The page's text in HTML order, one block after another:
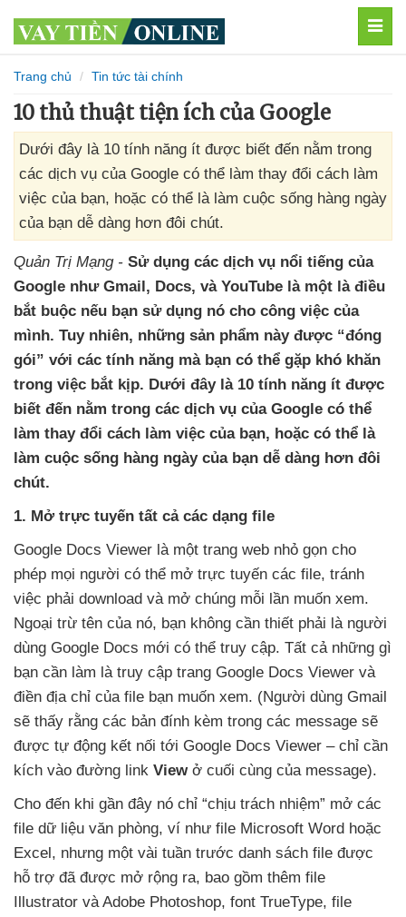
Trang chủ Tin tức tài chính
10 thủ thuật tiện ích của Google
Dưới đây là 10 tính năng ít được biết đến nằm trong
các dịch vụ của Google có thể làm thay đổi cách làm
việc của bạn, hoặc có thể là làm cuộc sống hàng ngày
của bạn dễ dàng hơn đôi chút.
Quản Trị Mạng - Sử dụng các dịch vụ nổi tiếng của
Google như Gmail, Docs, và YouTube là một là điều
bắt buộc nếu bạn sử dụng nó cho công việc của
mình. Tuy nhiên, những sản phẩm này được “đóng
gói” với các tính năng mà bạn có thể gặp khó khăn
trong việc bắt kịp. Dưới đây là 10 tính năng ít được
biết đến nằm trong các dịch vụ của Google có thể
làm thay đổi cách làm việc của bạn, hoặc có thể là
làm cuộc sống hàng ngày của bạn dễ dàng hơn đôi
chút.
1. Mở trực tuyến tất cả các dạng file
Google Docs Viewer là một trang web nhỏ gọn cho
phép mọi người có thể mở trực tuyến các file, tránh
việc phải download và mở chúng mỗi lần muốn xem.
Ngoại trừ tên của nó, bạn không cần thiết phải là người
dùng Google Docs mới có thể truy cập. Tất cả những gì
bạn cần làm là truy cập trang Google Docs Viewer và
điền địa chỉ của file bạn muốn xem. (Người dùng Gmail
sẽ thấy rằng các bản đính kèm trong các message sẽ
được tự động kết nối tới Google Docs Viewer – chỉ cần
kích vào đường link Viewở cuối cùng của message).
Cho đến khi gần đây nó chỉ “chịu trách nhiệm” mở các
file dữ liệu văn phòng, ví như file Microsoft Word hoặc
Excel, nhưng một vài tuần trước danh sách file được
hỗ trợ đã được mở rộng ra, bao gồm thêm file
Illustrator và Adobe Photoshop, font TrueType, file